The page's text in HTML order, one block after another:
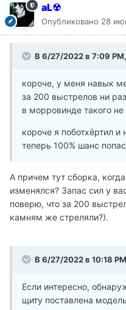
aL☢
Опубликовано 28
В 6/27/2022 в 7:09 PM,
короче, у меня навык
за 200 выстрелов ни
в морровинде такого
короче я поботхёртил и
теперь 100% шанс
А причем тут сборка,
изменялся? Запас сил у
поверю, что за 200
камням же стреляли?).
В 6/27/2022 в 10:18
Если интересно,
щиту поставлена